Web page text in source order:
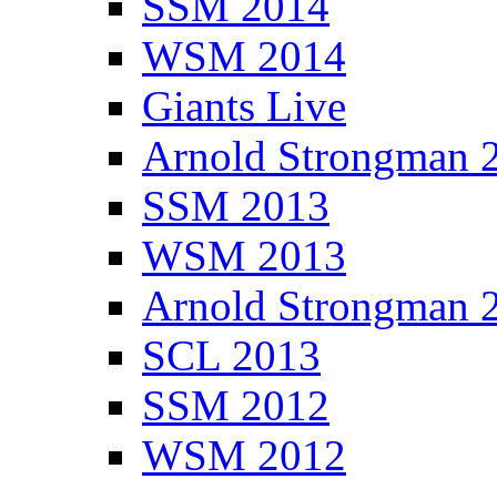
WSM 2014
Giants Live
Arnold Strongman
SSM 2013
WSM 2013
Arnold Strongman
SCL 2013
SSM 2012
WSM 2012